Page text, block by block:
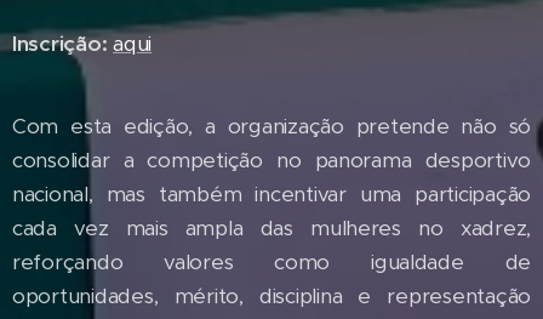
Inscrição: aqui
Com esta edição, a organização pretende não só
consolidar a competição no panorama desportivo
nacional, mas também incentivar uma participação
cada vez mais ampla das mulheres no xadrez,
reforçando valores como igualdade de
oportunidades, mérito, disciplina e representação